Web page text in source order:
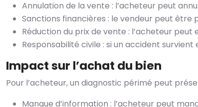
Annulation de la vente : l’acheteur peut
Sanctions financières : le vendeur peut être
Réduction du prix de vente : l’acheteur
Responsabilité civile : si un accident
Impact sur l’achat du bien
Pour l’acheteur, un diagnostic périmé peut
Manque d’information : l’acheteur peut